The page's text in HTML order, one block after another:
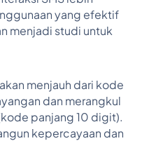
yang efektif
menjadi studi untuk
menjauh dari kode
dan merangkul
panjang 10 digit).
kepercayaan dan